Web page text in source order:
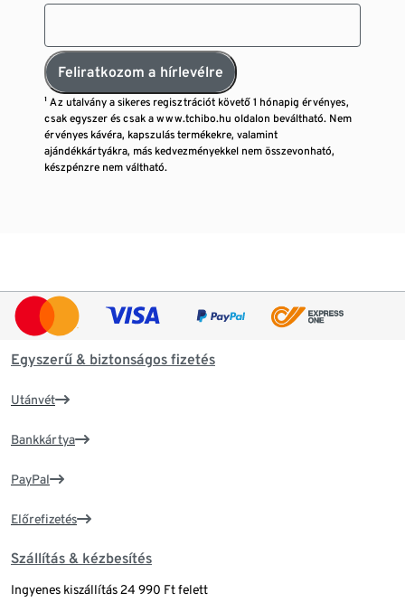
Feliratkozom a hírlevélre
¹ Az utalvány a sikeres regisztrációt követő 1 hónapig érvényes,
csak egyszer és csak a www.tchibo.hu oldalon beváltható. Nem
érvényes kávéra, kapszulás termékekre, valamint
ajándékkártyákra, más kedvezményekkel nem összevonható,
készpénzre nem váltható.
Egyszerű & biztonságos fizetés
Utánvét
Bankkártya
PayPal
Előrefizetés
Szállítás & kézbesítés
Ingyenes kiszállítás 24 990 Ft felett